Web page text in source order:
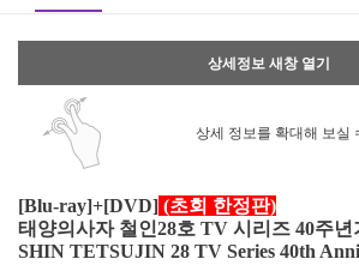
상세정보 새창 열기
상세 정보를 확대해 보실
[Blu-ray]+[DVD] (초회 한정판)
태양의사자 철인28호 TV 시리즈 40주년
SHIN TETSUJIN 28 TV Series 40th